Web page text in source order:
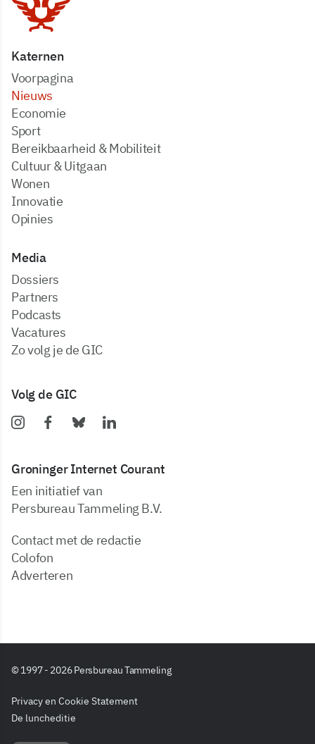
Katernen
Voorpagina
Nieuws
Economie
Sport
Bereikbaarheid & Mobiliteit
Cultuur & Uitgaan
Wonen
Innovatie
Opinies
Media
dossiers
partners
podcasts
vacatures
zo volg je de GIC
Volg de GIC
Groninger Internet Courant
Een initiatief van
Persbureau Tammeling B.V.
Contact met de redactie
Colofon
Adverteren
© 1997 - 2026 Persbureau Tammeling
Privacy en Cookie Statement
De luncheditie